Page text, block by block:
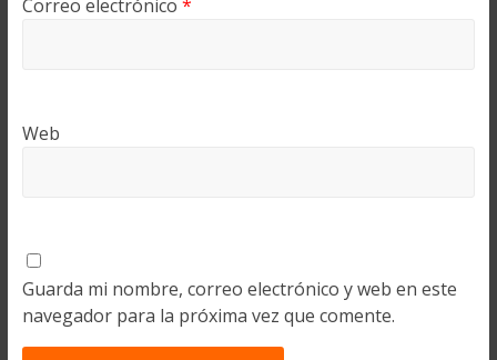
Correo electrónico *
Web
Guarda mi nombre, correo electrónico y web en este
navegador para la próxima vez que comente.